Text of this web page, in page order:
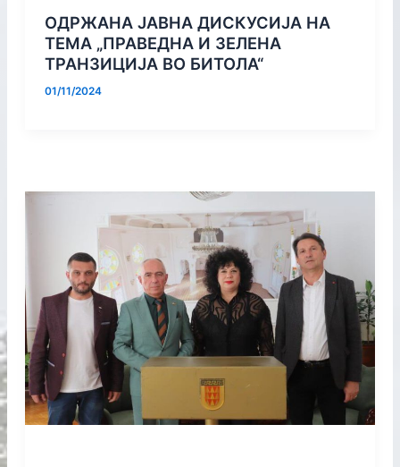
ОДРЖАНА ЈАВНА ДИСКУСИЈА НА
ТЕМА „ПРАВЕДНА И ЗЕЛЕНА
ТРАНЗИЦИЈА ВО БИТОЛА“
01/11/2024